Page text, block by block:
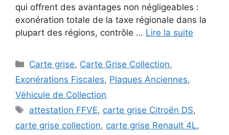
qui offrent des avantages non négligeables :
exonération totale de la taxe régionale dans la
plupart des régions, contrôle … Lire la suite
Catégories
Carte grise, Carte Grise Collection,
Exonérations Fiscales, Plaques Anciennes,
Véhicule de Collection
Étiquettes
attestation FFVE, carte grise Citroën DS,
carte grise collection, carte grise Renault 4L,